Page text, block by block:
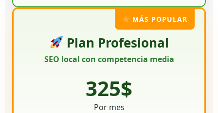
MÁS POPULAR
Plan Profesional
SEO local con competencia media
325$
Por mes